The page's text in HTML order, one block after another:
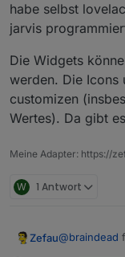
habe selbst
jarvis
Die Widgets
werden. Die Icons
customizen
Wertes). Da gibt
Meine Adapter: https://
W 1 Antwort
Zefau@braindead